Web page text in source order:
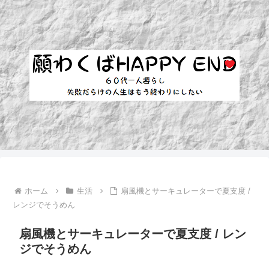
ホーム 生活
扇風機とサーキュレーターで夏支度 /
レンジでそうめん
扇風機とサーキュレーターで夏支度 / レン
ジでそうめん